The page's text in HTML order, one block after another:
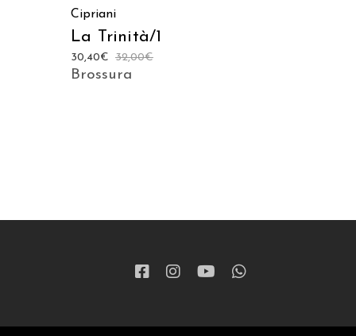
Cipriani
La Trinità/1
32,00€
30,40€
Brossura